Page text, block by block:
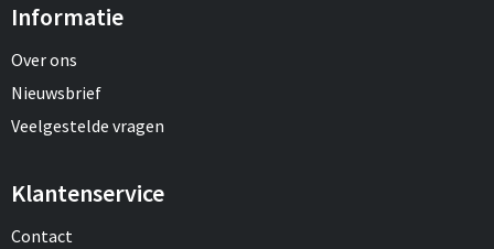
Informatie
Over ons
Nieuwsbrief
Veelgestelde vragen
Klantenservice
Contact